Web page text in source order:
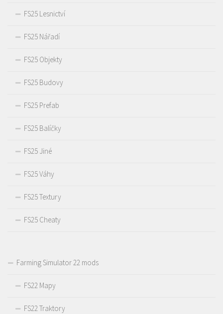
FS25 Lesnictví
FS25 Nářadí
FS25 Objekty
FS25 Budovy
FS25 Prefab
FS25 Balíčky
FS25 Jiné
FS25 Váhy
FS25 Textury
FS25 Cheaty
Farming Simulator 22 mods
FS22 Mapy
FS22 Traktory